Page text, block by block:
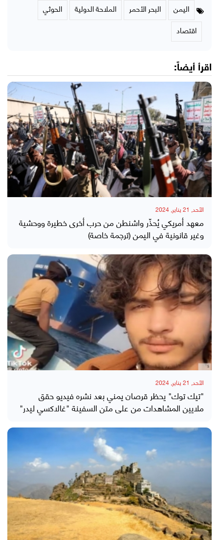
اليمن البحر الأحمر الملاحة الدولية
الحوثي
اقتصاد
اقرأ أيضاً:
الأحد, 21 يناير, 2024
معهد أمريكي يُحذّر واشنطن من حرب أخرى خطيرة ووحشية
وغير قانونية في اليمن (ترجمة خاصة)
الأحد, 21 يناير, 2024
"تيك توك" يحظر قرصان يمني بعد نشره فيديو حقق
ملايين المشاهدات من على متن السفينة "غالاكسي ليدر"